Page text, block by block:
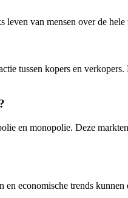
leven van mensen over de hele
tussen kopers en
en monopolie. Deze
economische trends